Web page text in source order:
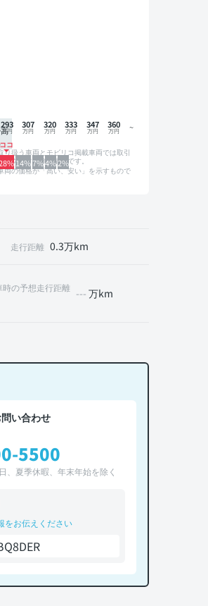
14%7%4%2%
293 307 320 333 347 360
り扱う車両とモビリコ掲載車両では取引
グラフは参考情報です。
両の価格が「高い、安い」を示すもので
走行距離 0.3万km
時の予想走行距離 --- 万km
い合わせ
5500
、夏季休暇、年末年始を除く
をお伝えください